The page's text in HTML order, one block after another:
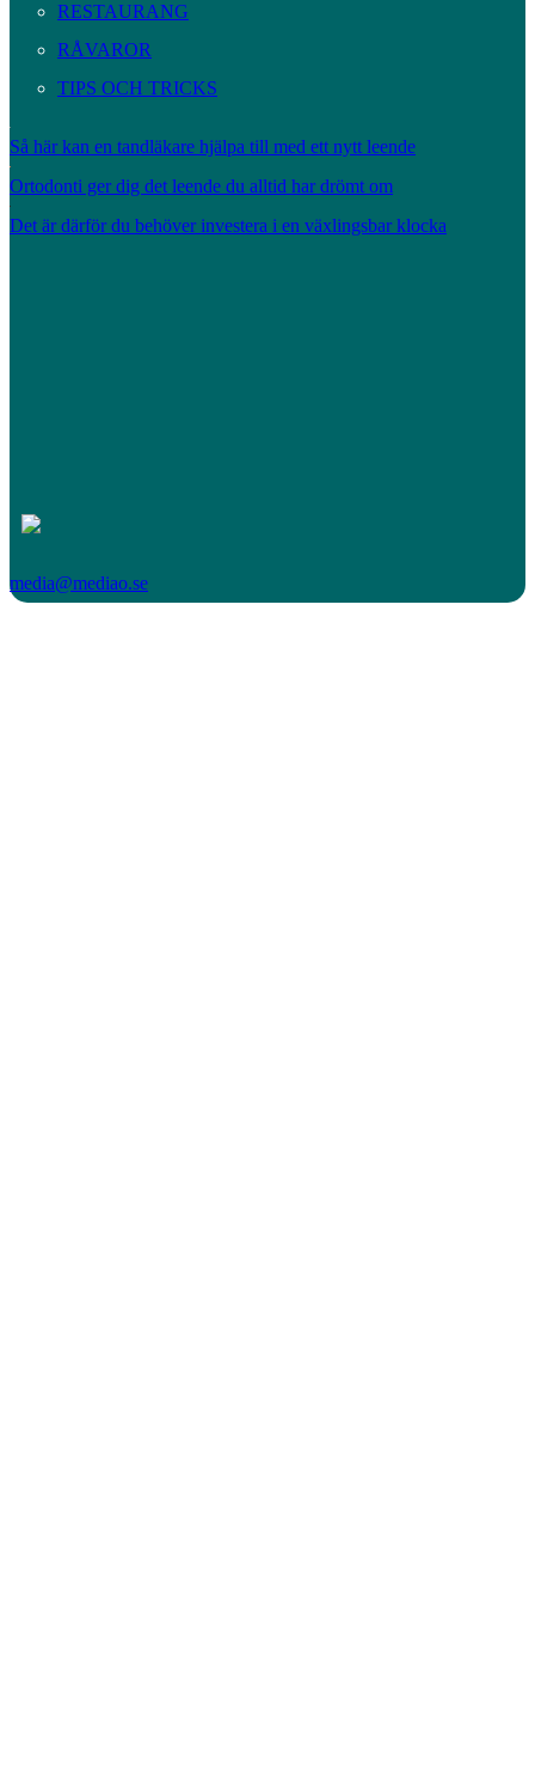
RESTAURANG
RÅVAROR
TIPS OCH TRICKS
Så här kan en tandläkare hjälpa till med ett nytt leende
Ortodonti ger dig det leende du alltid har drömt om
Det är därför du behöver investera i en växlingsbar klocka
media@mediao.se